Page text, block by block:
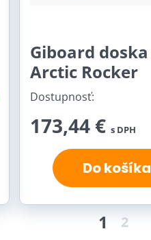
Giboard doska
Arctic Rocker
Dostupnosť:
173,44 € s DPH
Do košíka
1 2